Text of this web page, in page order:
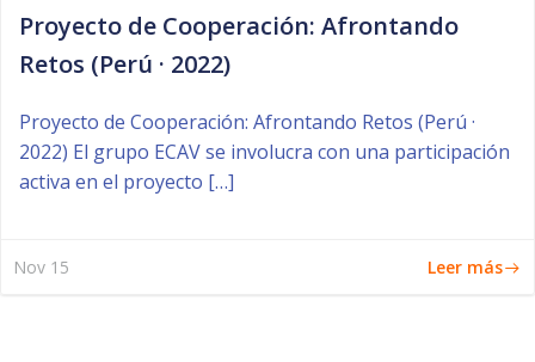
Proyecto de Cooperación: Afrontando
Retos (Perú · 2022)
Proyecto de Cooperación: Afrontando Retos (Perú ·
2022) El grupo ECAV se involucra con una participación
activa en el proyecto […]
Nov 15 Leer más